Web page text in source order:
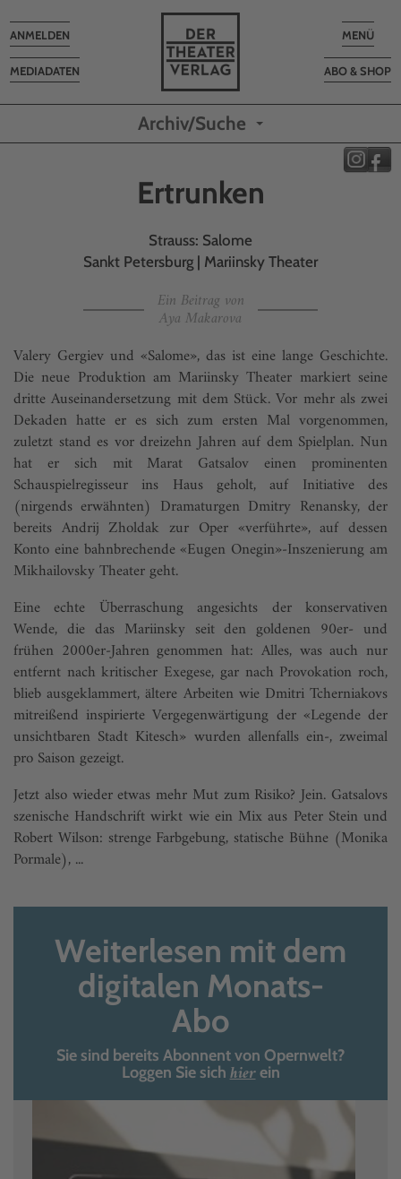
Toggle
MENÜ
ABO & SHOP
MEDIADATEN
Toggle
navigation
ANMELDEN
Archiv/Suche
Ertrunken
Strauss: Salome
Sankt Petersburg | Mariinsky Theater
Ein Beitrag von
Aya Makarova
Valery Gergiev und «Salome», das ist eine lange Geschichte.
Die neue Produktion am Mariinsky Theater markiert seine
dritte Auseinandersetzung mit dem Stück. Vor mehr als zwei
Dekaden hatte er es sich zum ersten Mal vorgenommen,
zuletzt stand es vor dreizehn Jahren auf dem Spielplan. Nun
hat er sich mit Marat Gatsalov einen prominenten
Schauspielregisseur ins Haus geholt, auf Initiative des
(nirgends erwähnten) Dramaturgen Dmitry Renansky, der
bereits Andrij Zholdak zur Oper «verführte», auf dessen
Konto eine bahnbrechende «Eugen Onegin»-Inszenierung am
Mikhailovsky Theater geht.
Eine echte Überraschung angesichts der konservativen
Wende, die das Mariinsky seit den goldenen 90er- und
frühen 2000er-Jahren genommen hat: Alles, was auch nur
entfernt nach kritischer Exegese, gar nach Provokation roch,
blieb ausgeklammert, ältere Arbeiten wie Dmitri Tcherniakovs
mitreißend inspirierte Vergegenwärtigung der «Legende der
unsichtbaren Stadt Kitesch» wurden allenfalls ein-, zweimal
pro Saison gezeigt.
Jetzt also wieder etwas mehr Mut zum Risiko? Jein. Gatsalovs
szenische Handschrift wirkt wie ein Mix aus Peter Stein und
Robert Wilson: strenge Farbgebung, statische Bühne (Monika
Pormale), ...
Weiterlesen mit dem
digitalen Monats-
Abo
Sie sind bereits Abonnent von Opernwelt?
Loggen Sie sich hierein